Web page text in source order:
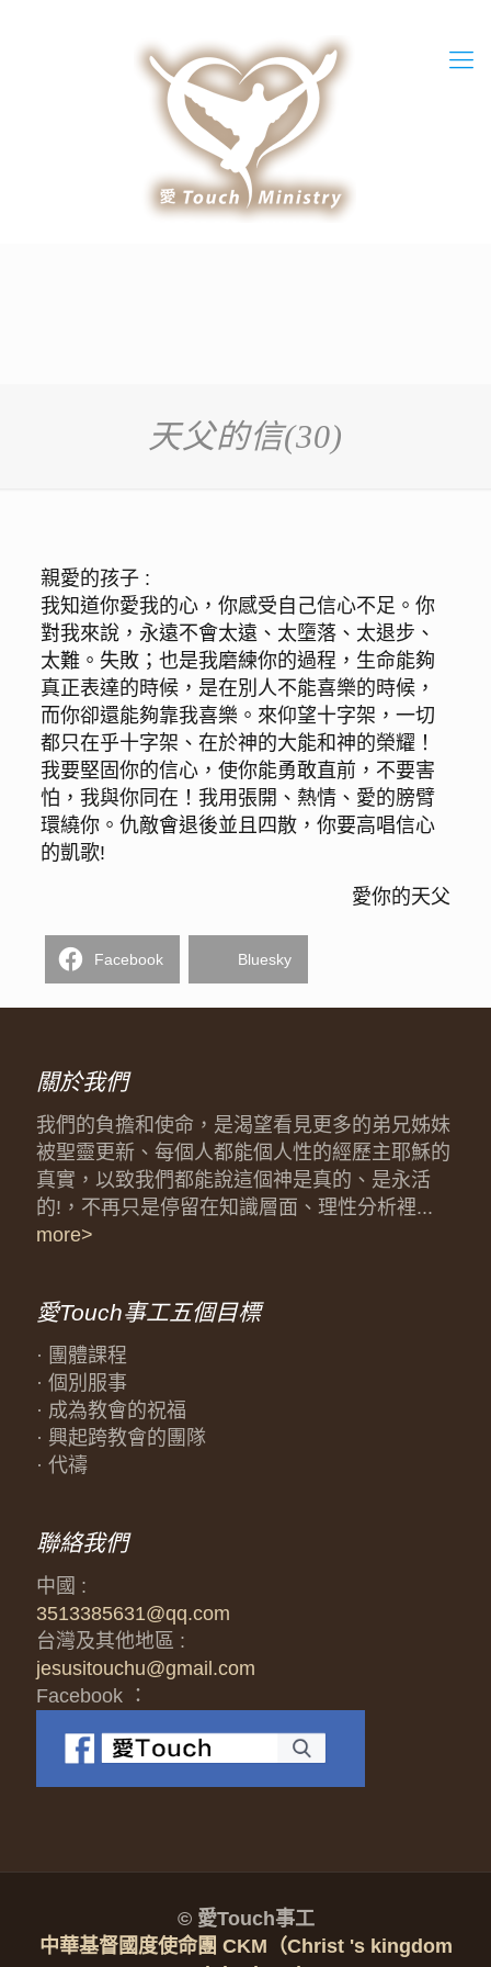
天父的信(30)
親愛的孩子 :
我知道你愛我的心，你感受自己信心不足。你
對我來說，永遠不會太遠、太墮落、太退步、
太難。失敗；也是我磨練你的過程，生命能夠
真正表達的時候，是在別人不能喜樂的時候，
而你卻還能夠靠我喜樂。來仰望十字架，一切
都只在乎十字架、在於神的大能和神的榮耀！
我要堅固你的信心，使你能勇敢直前，不要害
怕，我與你同在！我用張開、熱情、愛的膀臂
環繞你。仇敵會退後並且四散，你要高唱信心
的凱歌!
愛你的天父
Facebook Bluesky
關於我們
我們的負擔和使命，是渴望看見更多的弟兄姊妹
被聖靈更新、每個人都能個人性的經歷主耶穌的
真實，以致我們都能說這個神是真的、是永活
的!，不再只是停留在知識層面、理性分析裡...
more>
愛Touch事工五個目標
· 團體課程
· 個別服事
· 成為教會的祝福
· 興起跨教會的團隊
· 代禱
聯絡我們
中國 :
3513385631@qq.com
台灣及其他地區 :
jesusitouchu@gmail.com
Facebook ：
© 愛Touch事工
中華基督國度使命團 CKM（Christ 's kingdom